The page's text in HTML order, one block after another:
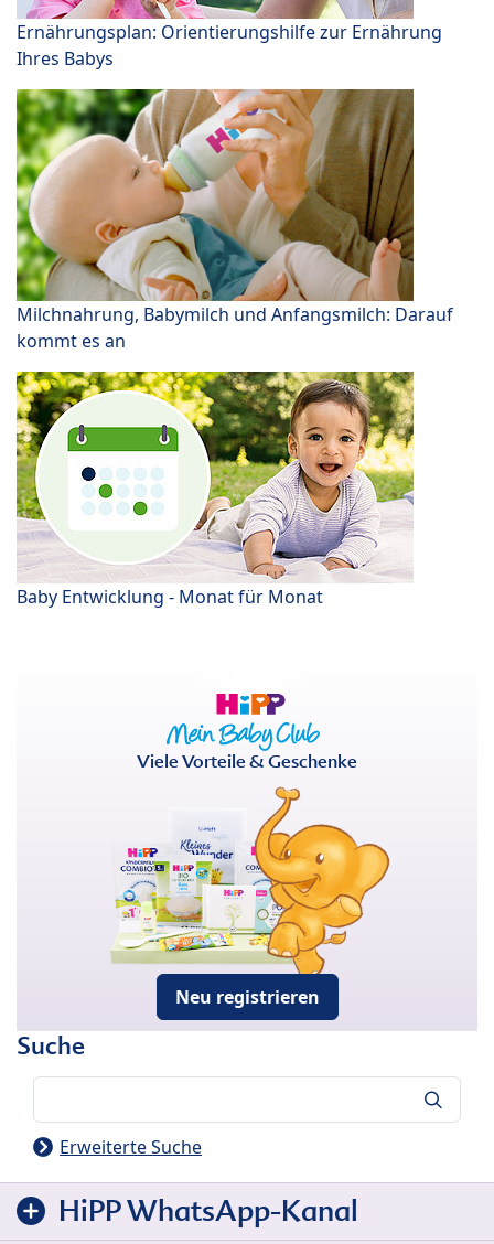
Ernährungsplan: Orientierungshilfe zur Ernährung
Ihres Babys
Milchnahrung, Babymilch und Anfangsmilch: Darauf
kommt es an
Baby Entwicklung - Monat für Monat
Viele Vorteile & Geschenke
Neu registrieren
Suche
Erweiterte Suche
HiPP WhatsApp-Kanal